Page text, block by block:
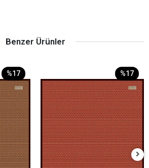
Benzer Ürünler
%17 %17